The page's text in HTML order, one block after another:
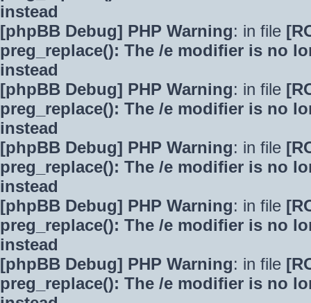
instead
[phpBB Debug] PHP Warning: in file
preg_replace(): The /e modifier is no
instead
[phpBB Debug] PHP Warning: in file
preg_replace(): The /e modifier is no
instead
[phpBB Debug] PHP Warning: in file
preg_replace(): The /e modifier is no
instead
[phpBB Debug] PHP Warning: in file
preg_replace(): The /e modifier is no
instead
[phpBB Debug] PHP Warning: in file
preg_replace(): The /e modifier is no